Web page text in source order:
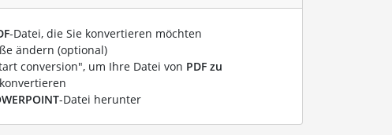
-Datei, die Sie konvertieren möchten
ändern (optional)
conversion", um Ihre Datei von PDF zu
-Datei herunter